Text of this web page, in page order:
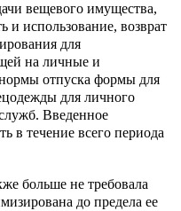
вещевого имущества,
и использование, возврат
для
на личные и
отпуска формы для
для личного
Введенное
в течение всего периода
больше не требовала
до предела ее